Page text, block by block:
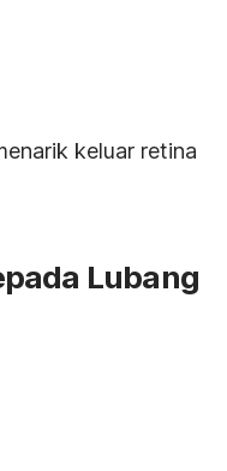
keluar retina
Lubang